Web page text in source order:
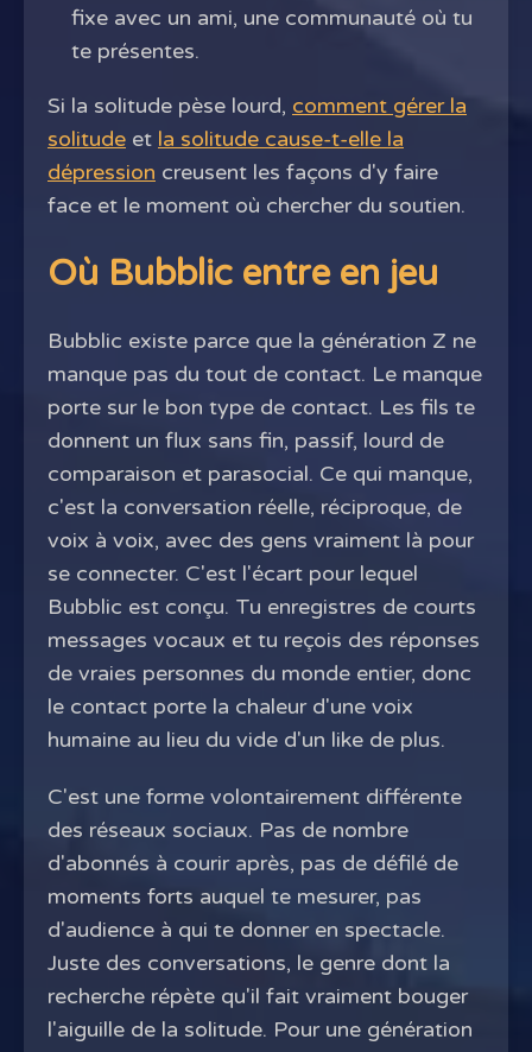
fixe avec un ami, une communauté où tu
te présentes.
Si la solitude pèse lourd, comment gérer la
solitude et la solitude cause-t-elle la
dépression creusent les façons d'y faire
face et le moment où chercher du soutien.
Où Bubblic entre en jeu
Bubblic existe parce que la génération Z ne
manque pas du tout de contact. Le manque
porte sur le bon type de contact. Les fils te
donnent un flux sans fin, passif, lourd de
comparaison et parasocial. Ce qui manque,
c'est la conversation réelle, réciproque, de
voix à voix, avec des gens vraiment là pour
se connecter. C'est l'écart pour lequel
Bubblic est conçu. Tu enregistres de courts
messages vocaux et tu reçois des réponses
de vraies personnes du monde entier, donc
le contact porte la chaleur d'une voix
humaine au lieu du vide d'un like de plus.
C'est une forme volontairement différente
des réseaux sociaux. Pas de nombre
d'abonnés à courir après, pas de défilé de
moments forts auquel te mesurer, pas
d'audience à qui te donner en spectacle.
Juste des conversations, le genre dont la
recherche répète qu'il fait vraiment bouger
l'aiguille de la solitude. Pour une génération